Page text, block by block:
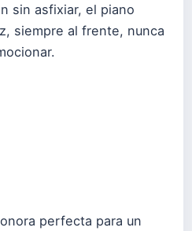
sin asfixiar, el piano
siempre al frente, nunca
perfecta para un